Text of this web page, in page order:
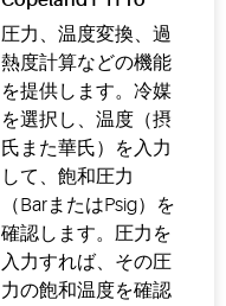
圧力、温度変換、過
熱度計算などの機能
を提供します。冷媒
を選択し、温度（摂
氏また華氏）を入力
して、飽和圧力
（BarまたはPsig）を
確認します。圧力を
入力すれば、その圧
力の飽和温度を確認